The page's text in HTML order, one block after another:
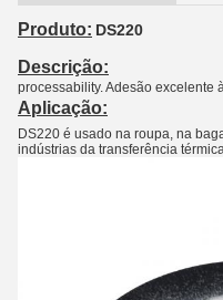
Produto: DS220
Descrição:
processability. Adesão excelente
Aplicação:
DS220 é usado na roupa, na
indústrias da transferência